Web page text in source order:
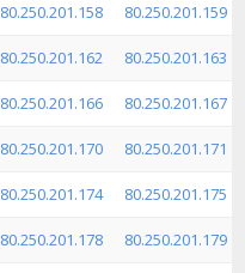
80.250.201.158 80.250.201.159
80.250.201.162 80.250.201.163
80.250.201.166 80.250.201.167
80.250.201.170 80.250.201.171
80.250.201.174 80.250.201.175
80.250.201.178 80.250.201.179